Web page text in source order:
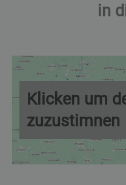
in
Klicken um
zuzustimnen